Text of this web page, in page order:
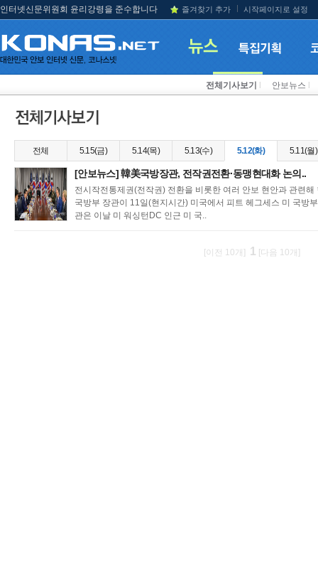
인터넷신문위원회 윤리강령을 준수합니다 즐겨찾기 추가 시작페이지로 설정
전체기사보기 안보뉴스
전체 5.15(금) 5.14(목) 5.13(수) 5.12(화) 5.11(월)
[안보뉴스] 韓美국방장관, 전작권전환·동맹현대화 논의..
전시작전통제권(전작권) 전환을 비롯한 여러 안보 현안과 관련
국방부 장관이 11일(현지시간) 미국에서 피트 헤그세스 미 국방
관은 이날 미 워싱턴DC 인근 미 국..
[이전 10개] 1 [다음 10개]